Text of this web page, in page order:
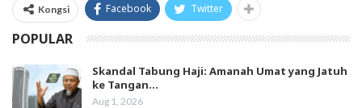
Kongsi Facebook Twitter
POPULAR
Skandal Tabung Haji: Amanah Umat yang Jatuh
ke Tangan…
Aug 1, 2026